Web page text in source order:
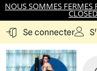
NOUS SOMMES FERMES
Se connecter